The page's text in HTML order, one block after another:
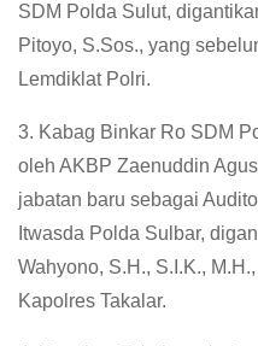
SDM Polda Sulut,
Pitoyo, S.Sos., yang
Lemdiklat Polri.
3. Kabag Binkar Ro SDM
oleh AKBP Zaenuddin
jabatan baru sebagai
Itwasda Polda Sulbar,
Wahyono, S.H., S.I.K.,
Kapolres Takalar.